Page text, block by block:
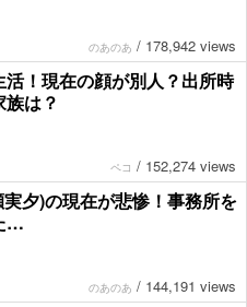
のあのあ / 178,942 views
！現在の顔が別人？出所時
は？
ペコ / 152,274 views
夕)の現在が悲惨！事務所を
…
のあのあ / 144,191 views